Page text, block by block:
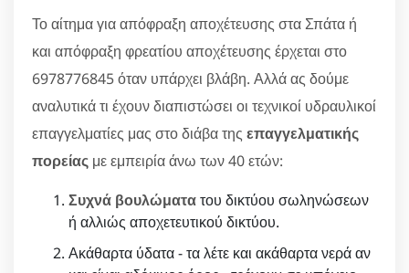
Το αίτημα για απόφραξη αποχέτευσης στα Σπάτα ή
και απόφραξη φρεατίου αποχέτευσης έρχεται στο
6978776845 όταν υπάρχει βλάβη. Αλλά ας δούμε
αναλυτικά τι έχουν διαπιστώσει οι τεχνικοί υδραυλικοί
επαγγελματίες μας στο διάβα της επαγγελματικής
πορείας με εμπειρία άνω των 40 ετών:
Συχνά βουλώματατου δικτύου σωληνώσεων
ή αλλιώς αποχετευτικού δικτύου.
Ακάθαρτα ύδατα - τα λέτε και ακάθαρτα νερά αν